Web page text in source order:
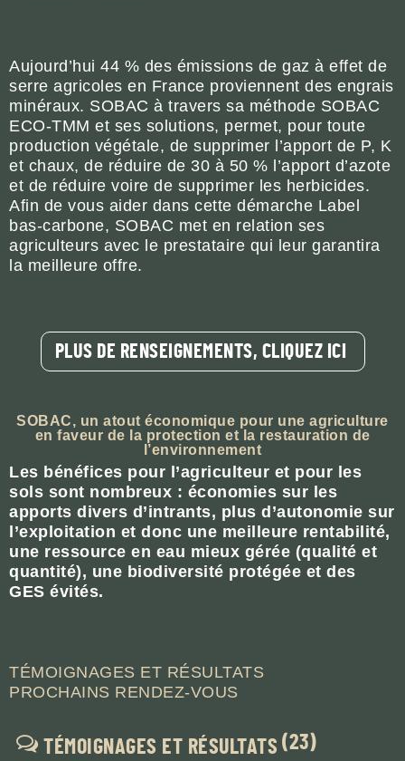
Aujourd’hui 44 % des émissions de gaz à effet de
serre agricoles en France proviennent des engrais
minéraux. SOBAC à travers sa méthode SOBAC
ECO-TMM et ses solutions, permet, pour toute
production végétale, de supprimer l’apport de P, K
et chaux, de réduire de 30 à 50 % l’apport d’azote
et de réduire voire de supprimer les herbicides.
Afin de vous aider dans cette démarche Label
bas-carbone, SOBAC met en relation ses
agriculteurs avec le prestataire qui leur garantira
la meilleure offre.
PLUS DE RENSEIGNEMENTS, CLIQUEZ ICI
SOBAC, un atout économique pour une agriculture
en faveur de la protection et la restauration de
l’environnement
Les bénéfices pour l’agriculteur et pour les
sols sont nombreux : économies sur les
apports divers d’intrants, plus d’autonomie sur
l’exploitation et donc une meilleure rentabilité,
une ressource en eau mieux gérée (qualité et
quantité), une biodiversité protégée et des
GES évités.
TÉMOIGNAGES ET RÉSULTATS
PROCHAINS RENDEZ-VOUS
TÉMOIGNAGES ET RÉSULTATS (23)